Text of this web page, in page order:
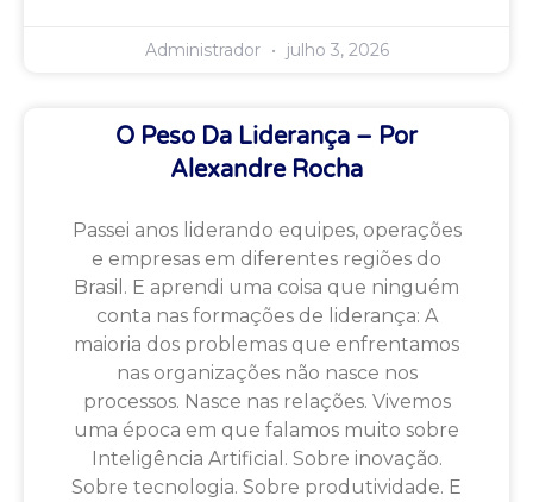
Administrador julho 3, 2026
O Peso Da Liderança – Por
Alexandre Rocha
Passei anos liderando equipes, operações
e empresas em diferentes regiões do
Brasil. E aprendi uma coisa que ninguém
conta nas formações de liderança: A
maioria dos problemas que enfrentamos
nas organizações não nasce nos
processos. Nasce nas relações. Vivemos
uma época em que falamos muito sobre
Inteligência Artificial. Sobre inovação.
Sobre tecnologia. Sobre produtividade. E